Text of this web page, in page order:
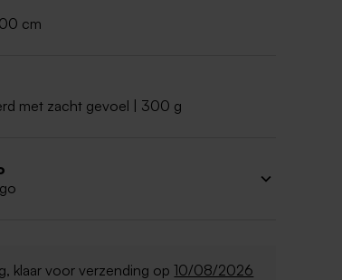
cm
met zacht gevoel | 300 g
klaar voor verzending op10/08/2026